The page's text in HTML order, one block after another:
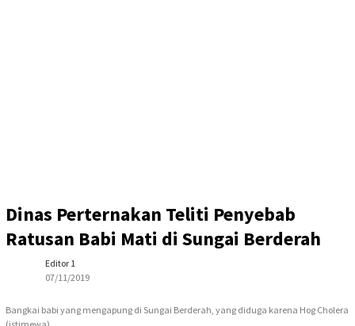
Dinas Perternakan Teliti Penyebab
Ratusan Babi Mati di Sungai Berderah
Editor 1
07/11/2019
Bangkai babi yang mengapung di Sungai Berderah, yang diduga karena Hog Cholera